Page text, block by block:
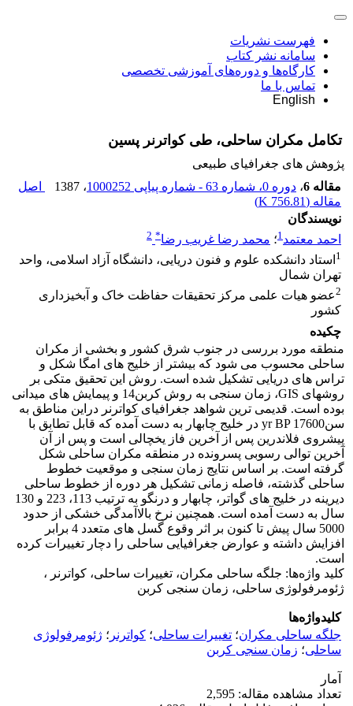
فهرست نشریات
سامانه نشر کتاب
کارگاه‌ها و دوره‌های آموزشی تخصصی
تماس با ما
English
تکامل مکران ساحلی، طی کواترنر پسین
پژوهش های جغرافیای طبیعی
مقاله 6
، دوره 0، شماره 63 - شماره پیاپی 1000252 ، 1387
اصل
مقاله (756.81 K
)
نویسندگان
احمد معتمد1؛ محمد رضا غریب رضا*
2
1 استاد دانشکده علوم و فنون دریایی، دانشگاه آزاد اسلامی، واحد
تهران شمال
2عضو هیات علمی مرکز تحقیقات حفاظت خاک و آبخیزداری
کشور
چکیده
منطقه مورد بررسی در جنوب شرق کشور و بخشی از مکران
ساحلی محسوب می شود که بیشتر از خلیج های امگا شکل و
تراس های دریایی تشکیل شده است. روش این تحقیق متکی بر
روشهای GIS، زمان سنجی به روش کربن14 و پیمایش های میدانی
بوده است. قدیمی ترین شواهد جغرافیای کواترنر دراین مناطق به
سنyr BP 17600 در خلیج چابهار به دست آمده که قابل تطابق با
پیشروی فلاندرین پس از آخرین فاز یخچالی است و پس از آن
آخرین توالی رسوبی پسرونده در منطقه مکران ساحلی شکل
گرفته است. بر اساس نتایج زمان سنجی و موقعیت خطوط
ساحلی گذشته، فاصله زمانی تشکیل هر دوره از خطوط ساحلی
دیرینه در خلیج های گواتر، چابهار و درنگو به ترتیب 113، 223 و 130
سال به دست آمده است. همچنین نرخ بالاآمدگی خشکی از حدود
5000 سال پیش تا کنون بر اثر وقوع گسل های متعدد 4 برابر
افزایش داشته و عوارض جغرافیایی ساحلی را دچار تغییرات کرده
است.
کلید واژه‌ها: جلگه ساحلی مکران، تغییرات ساحلی، کواترنر ،
ژئومرفولوژی ساحلی، زمان سنجی کربن
کلیدواژه‌ها
جلگه ساحلی مکران؛ تغییرات ساحلی؛ کواترنر ؛ ژئومرفولوژی
ساحلی؛ زمان سنجی کربن
آمار
تعداد مشاهده مقاله: 2,595